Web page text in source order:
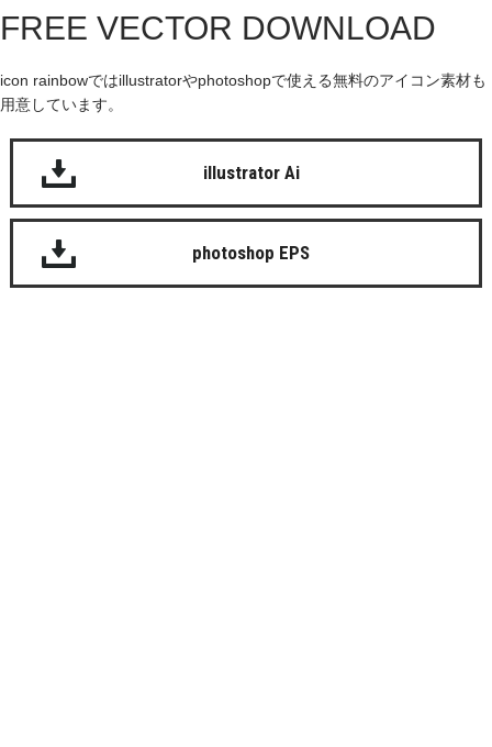
FREE VECTOR DOWNLOAD
icon rainbowではillustratorやphotoshopで使える無料のアイコン素材も
用意しています。
illustrator Ai
photoshop EPS